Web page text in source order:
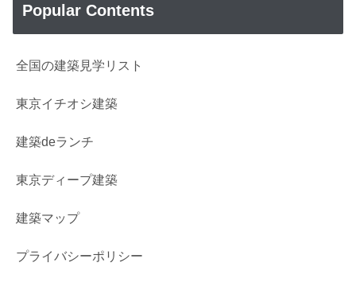
Popular Contents
全国の建築見学リスト
東京イチオシ建築
建築deランチ
東京ディープ建築
建築マップ
プライバシーポリシー